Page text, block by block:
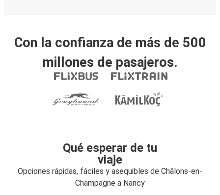
Con la confianza de más de 500
millones de pasajeros.
Qué esperar de tu
viaje
Opciones rápidas, fáciles y asequibles de Châlons-en-
Champagne a Nancy